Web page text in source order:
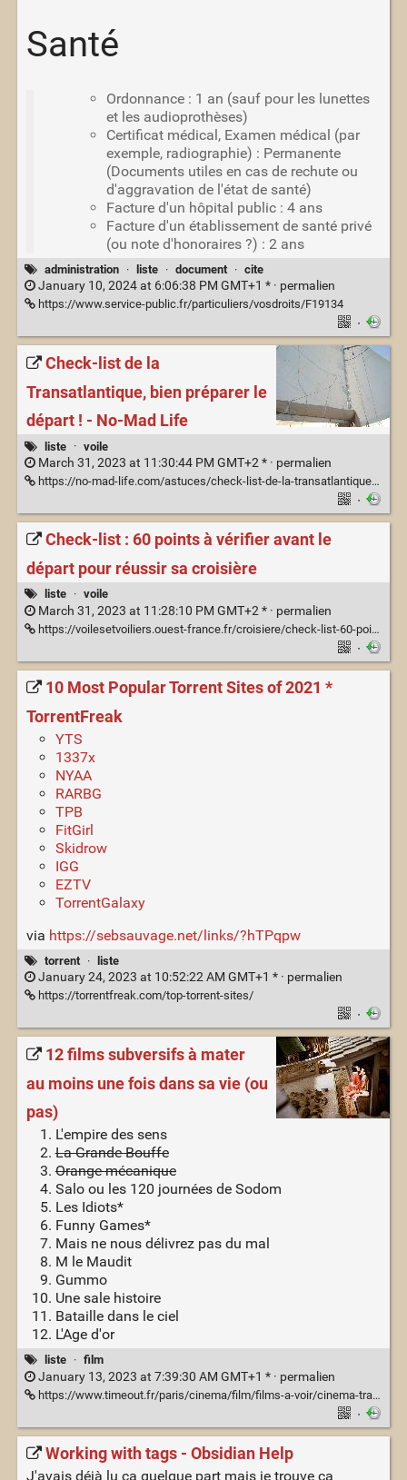
Santé
Ordonnance : 1 an (sauf pour les lunettes
et les audioprothèses)
Certificat médical, Examen médical (par
exemple, radiographie) : Permanente
(Documents utiles en cas de rechute ou
d'aggravation de l'état de santé)
Facture d'un hôpital public : 4 ans
Facture d'un établissement de santé privé
(ou note d'honoraires ?) : 2 ans
administration · liste · document · cite
January 10, 2024 at 6:06:38 PM GMT+1 * · permalien
https://www.service-public.fr/particuliers/vosdroits/F19134
·
Check-list de la
Transatlantique, bien préparer le
départ ! - No-Mad Life
liste · voile
March 31, 2023 at 11:30:44 PM GMT+2 * · permalien
https://no-mad-life.com/astuces/check-list-de-la-transatlantique-comment-bien-preparer-sa-traversee/
·
Check-list : 60 points à vérifier avant le
départ pour réussir sa croisière
liste · voile
March 31, 2023 at 11:28:10 PM GMT+2 * · permalien
https://voilesetvoiliers.ouest-france.fr/croisiere/check-list-60-points-a-verifier-avant-le-depart-pour-reussir-sa-croisiere-150c2e4e-9f27-11ea-b480-e4911cdd0faf
·
10 Most Popular Torrent Sites of 2021 *
TorrentFreak
YTS
1337x
NYAA
RARBG
TPB
FitGirl
Skidrow
IGG
EZTV
TorrentGalaxy
via https://sebsauvage.net/links/?hTPqpw
torrent · liste
January 24, 2023 at 10:52:22 AM GMT+1 * · permalien
https://torrentfreak.com/top-torrent-sites/
·
12 films subversifs à mater
au moins une fois dans sa vie (ou
pas)
L'empire des sens
La Grande Bouffe
Orange mécanique
Salo ou les 120 journées de Sodom
Les Idiots*
Funny Games*
Mais ne nous délivrez pas du mal
M le Maudit
Gummo
Une sale histoire
Bataille dans le ciel
L'Age d'or
liste · film
January 13, 2023 at 7:39:30 AM GMT+1 * · permalien
https://www.timeout.fr/paris/cinema/film/films-a-voir/cinema-transgressif
·
Working with tags - Obsidian Help
J'avais déjà lu ça quelque part mais je trouve ça